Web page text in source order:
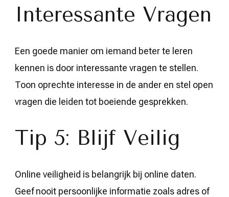
Interessante Vragen
Een goede manier om iemand beter te leren
kennen is door interessante vragen te stellen.
Toon oprechte interesse in de ander en stel open
vragen die leiden tot boeiende gesprekken.
Tip 5: Blijf Veilig
Online veiligheid is belangrijk bij online daten.
Geef nooit persoonlijke informatie zoals adres of